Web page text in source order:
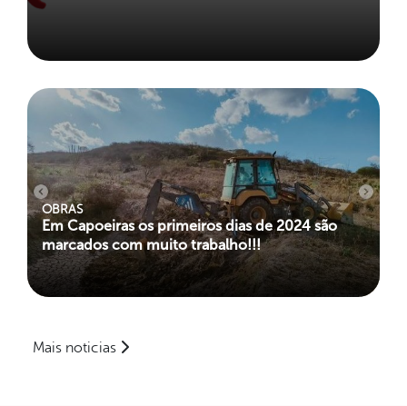
OBRAS
Em Capoeiras os primeiros dias de 2024 são
marcados com muito trabalho!!!
Mais noticias